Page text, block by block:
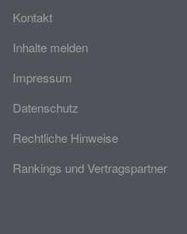
Kontakt
Inhalte melden
Impressum
Datenschutz
Rechtliche Hinweise
Rankings und Vertragspartner